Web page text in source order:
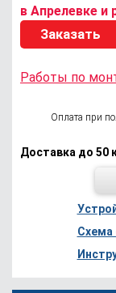
в Апрелевке и
Заказать
Работы по
Оплата при
Доставка до 50
Схема